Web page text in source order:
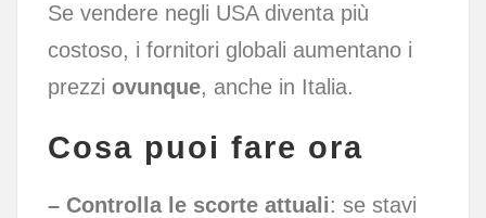
Se vendere negli USA diventa più
costoso, i fornitori globali aumentano i
prezzi ovunque, anche in Italia.
Cosa puoi fare ora
– Controlla le scorte attuali: se stavi